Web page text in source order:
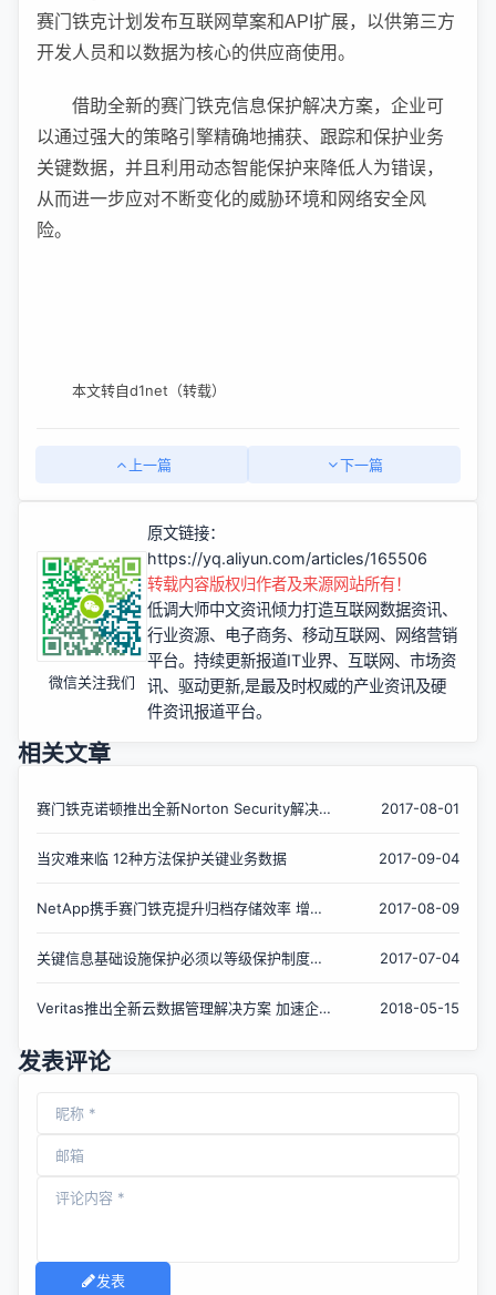
赛门铁克计划发布互联网草案和API扩展，以供第三方
开发人员和以数据为核心的供应商使用。
借助全新的赛门铁克信息保护解决方案，企业可
以通过强大的策略引擎精确地捕获、跟踪和保护业务
关键数据，并且利用动态智能保护来降低人为错误，
从而进一步应对不断变化的威胁环境和网络安全风
险。
本文转自d1net（转载）
上一篇 下一篇
微信关注我们
原文链接：
https://yq.aliyun.com/articles/165506
转载内容版权归作者及来源网站所有！
低调大师中文资讯倾力打造互联网数据资讯、
行业资源、电子商务、移动互联网、网络营销
平台。持续更新报道IT业界、互联网、市场资
讯、驱动更新,是最及时权威的产业资讯及硬
件资讯报道平台。
相关文章
赛门铁克诺顿推出全新Norton Security解决
2017-08-01
当灾难来临 12种方法保护关键业务数据 2017-09-04
NetApp携手赛门铁克提升归档存储效率 增强
2017-08-09
关键信息基础设施保护必须以等级保护制度为
2017-07-04
Veritas推出全新云数据管理解决方案 加速企
2018-05-15
发表评论
发表